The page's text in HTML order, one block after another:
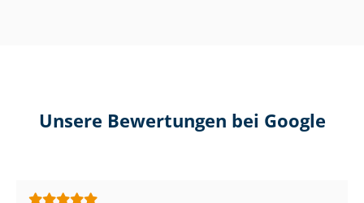
Unsere Bewertungen bei Google